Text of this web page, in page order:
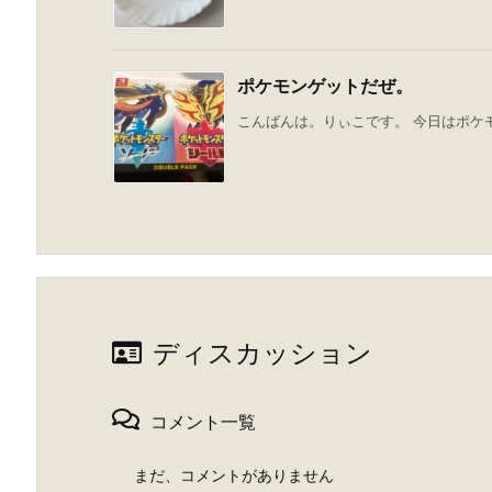
ポケモンゲットだぜ。
こんばんは。りぃこです。 今日はポ
ディスカッション
コメント一覧
まだ、コメントがありません